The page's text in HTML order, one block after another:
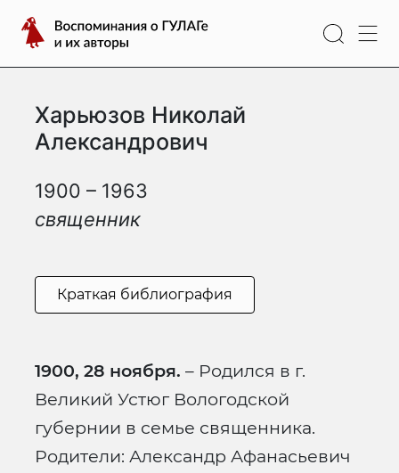
содержимому
Воспоминания
о
ГУЛАГе
их
авторы
Харьюзов Николай
Александрович
1900 – 1963
священник
Краткая библиография
1900, 28 ноября. – Родился в г.
Великий Устюг Вологодской
губернии в семье священника.
Родители: Александр Афанасьевич